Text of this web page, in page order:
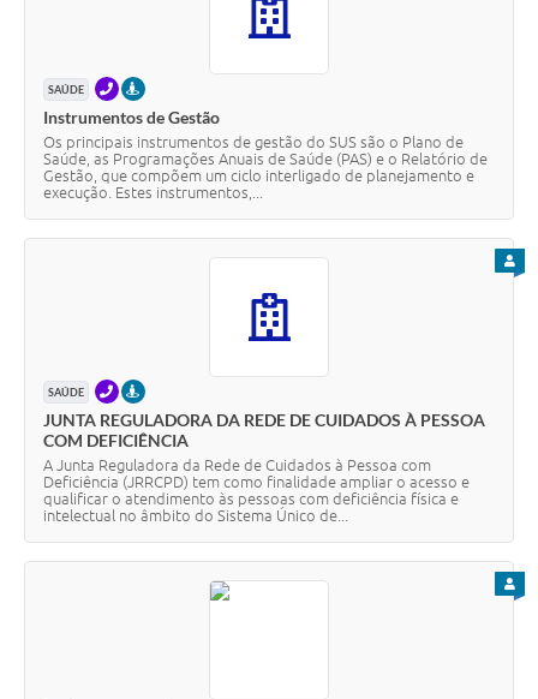
SAÚDE TELEFONEPRESENCIAL
Instrumentos de Gestão
Os principais instrumentos de gestão do SUS são o Plano de
Saúde, as Programações Anuais de Saúde (PAS) e o Relatório de
Gestão, que compõem um ciclo interligado de planejamento e
execução. Estes instrumentos,...
SAÚDE TELEFONEPRESENCIAL
JUNTA REGULADORA DA REDE DE CUIDADOS À PESSOA
COM DEFICIÊNCIA
A Junta Reguladora da Rede de Cuidados à Pessoa com
Deficiência (JRRCPD) tem como finalidade ampliar o acesso e
qualificar o atendimento às pessoas com deficiência física e
intelectual no âmbito do Sistema Único de...